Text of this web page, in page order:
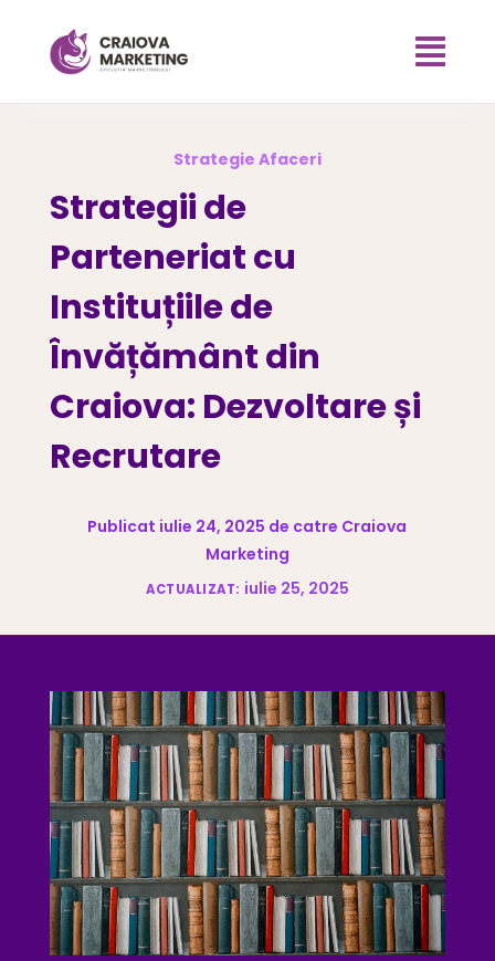

Strategie Afaceri
Strategii de
Parteneriat cu
Instituțiile de
Învățământ din
Craiova: Dezvoltare și
Recrutare
Publicat iulie 24, 2025 de catre Craiova
Marketing
ACTUALIZAT: iulie 25, 2025